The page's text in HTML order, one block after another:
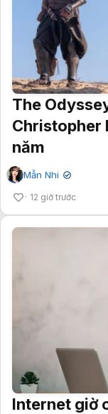
The
Christopher
năm
Mẫn Nhi ✔
12 giờ trước
Internet giờ